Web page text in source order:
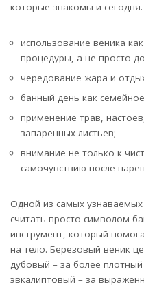
которые знакомы и
использование веника
процедуры, а не просто
чередование жара и
банный день как
применение трав,
запаренных листьев;
внимание не только к
самочувствию после
Одной из самых узнаваемых
считать просто символом
инструмент, который
на тело. Березовый веник
дубовый – за более
эвкалиптовый – за